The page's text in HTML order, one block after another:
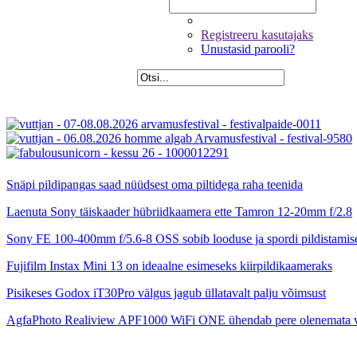
Registreeru kasutajaks
Unustasid parooli?
Snäpi pildipangas saad nüüdsest oma piltidega raha teenida
Laenuta Sony täiskaader hübriidkaamera ette Tamron 12-20mm f/2.8
Sony FE 100-400mm f/5.6-8 OSS sobib looduse ja spordi
Fujifilm Instax Mini 13 on ideaalne esimeseks kiirpildikaameraks
Pisikeses Godox iT30Pro välgus jagub üllatavalt palju võimsust
AgfaPhoto Realiview APF1000 WiFi ONE ühendab pere olenemata